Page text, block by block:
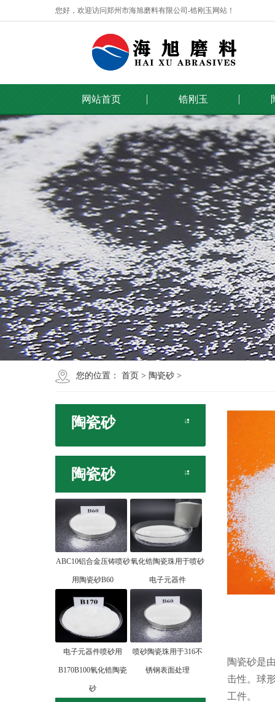
您好，欢迎访问郑州市海旭磨料有限公司-锆刚玉网站！
网站首页 锆刚玉
您的位置： 首页 > 陶瓷砂 >
陶瓷砂
陶瓷砂
ABC10铝合金压铸喷砂
用陶瓷砂B60
氧化锆陶瓷珠用于喷砂
电子元器件
电子元器件喷砂用
B170B100氧化锆陶瓷
砂
喷砂陶瓷珠用于316不
锈钢表面处理
陶瓷砂是
击性。球
工件。